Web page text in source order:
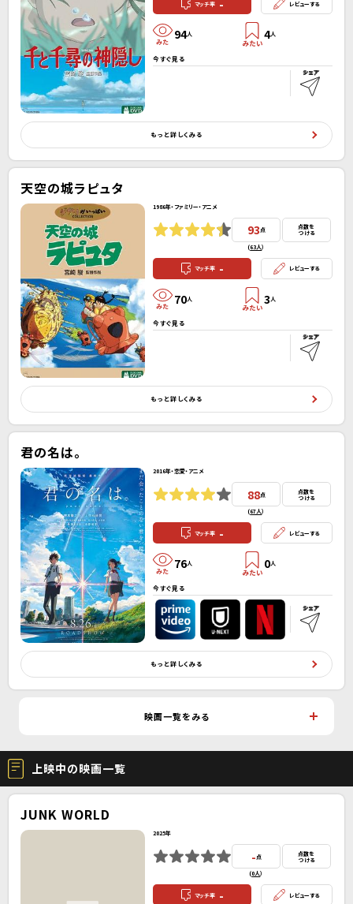
マッチ率 - レビューする
94人 4人
今すぐ見る
もっと詳しくみる
天空の城ラピュタ
1986年・ファミリー・アニメ
93点
(63人）
点数を
つける
マッチ率 - レビューする
70人 3人
今すぐ見る
もっと詳しくみる
君の名は。
2016年・恋愛・アニメ
88点
(67人）
点数を
つける
マッチ率 - レビューする
76人 0人
今すぐ見る
もっと詳しくみる
映画一覧をみる
上映中の映画一覧
JUNK WORLD
2025年
- 点
(0人）
点数を
つける
マッチ率 - レビューする